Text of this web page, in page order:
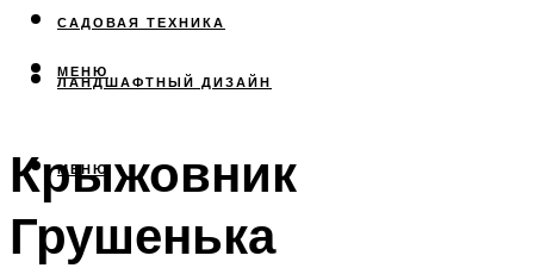
САДОВАЯ ТЕХНИКА
ЛАНДШАФТНЫЙ ДИЗАЙН
МЕНЮ
МЕНЮ
Крыжовник
Грушенька